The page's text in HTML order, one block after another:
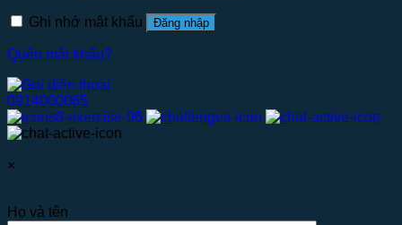
Ghi nhớ mật khẩu Đăng nhập
Quên mật khẩu?
0914000065
×
Họ và tên